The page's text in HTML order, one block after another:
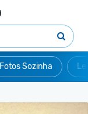
Fotos Sozinha